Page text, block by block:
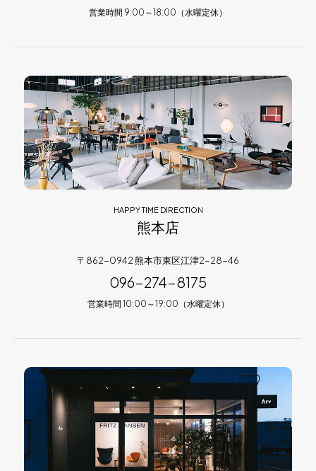
営業時間 9:00～18:00（水曜定休）
HAPPY TIME DIRECTION
熊本店
〒862-0942 熊本市東区江津2-28-46
096-274-8175
営業時間 10:00～19:00（水曜定休）